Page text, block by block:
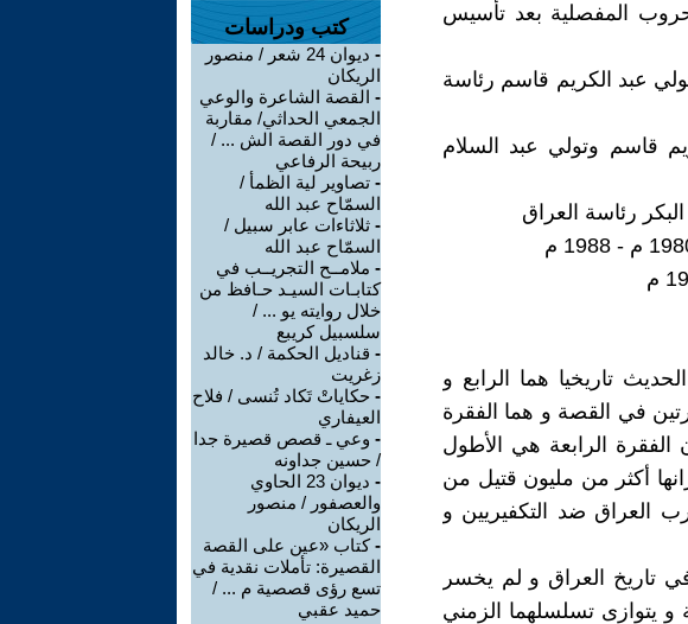
المفصلية بعد تأسيس
العراق وتولي عبد الكريم قاسم رئاسة
عبد الكريم قاسم وتولي عبد السلام
تاريخيا هما الرابع و
في القصة و هما الفقرة
( 104 كلمة ) ، بل أن الفقرة الرابعة هي الأطول
أكثر من مليون قتيل من
ضد التكفيريين و
تاريخ العراق و لم يخسر
و يتوازى تسلسلهما الزمني
كتب ودراسات
-
ديوان 24 شعر / منصور
الريكان
- القصة الشاعرة والوعي
الجمعي الحداثي/ مقاربة
في دور القصة الش ... /
ربيحة الرفاعي
- تصاوير لية الظمأ /
السمّاح عبد الله
- ثلاثاءات عابر سبيل /
السمّاح عبد الله
- ملامــح التجريــب في
كتابـات السيـد حـافظ من
خلال روايته يو ... /
سلسبيل كريبع
- قناديل الحكمة / د. خالد
زغريت
- حكاياتْ تَكاد تُنسى / فلاح
العيفاري
- وعي ـ قصص قصيرة جدا
/ حسين جداونه
-
ديوان 23 الحاوي
والعصفور / منصور
الريكان
-كتاب «عين على القصة
القصيرة: تأملات نقدية في
تسع رؤى قصصية م ... /
حميد عقبي